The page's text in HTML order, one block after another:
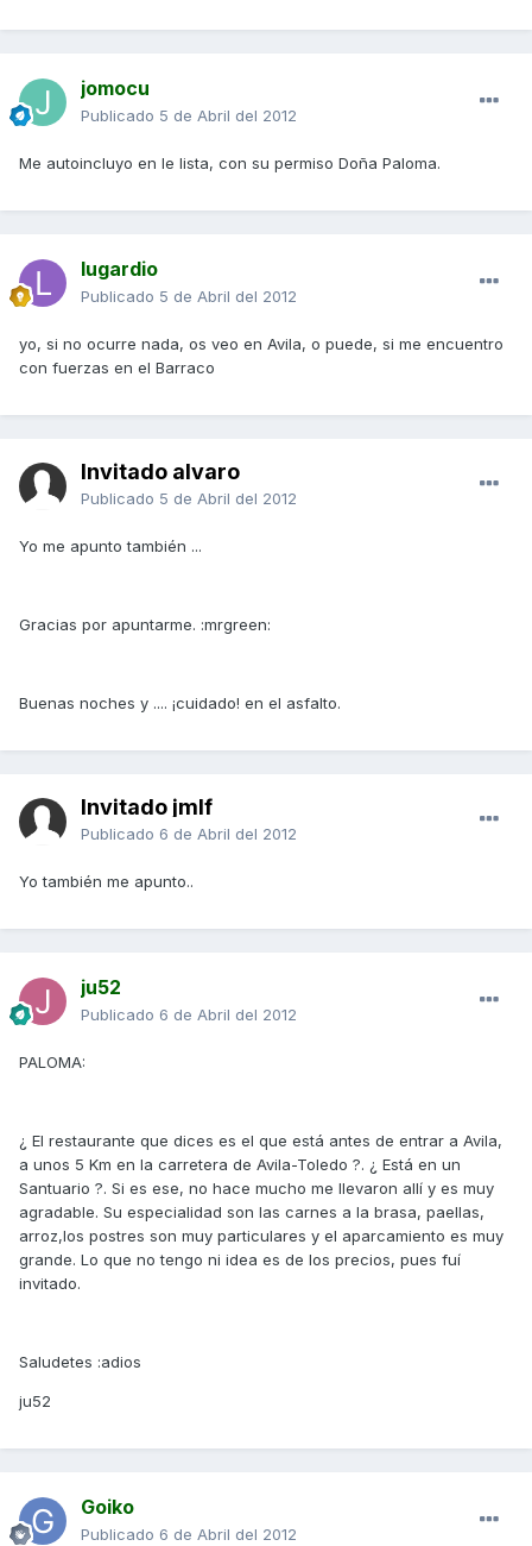
jomocu
Publicado 5 de Abril del 2012
Me autoincluyo en le lista, con su permiso Doña Paloma.
lugardio
Publicado 5 de Abril del 2012
yo, si no ocurre nada, os veo en Avila, o puede, si me encuentro
con fuerzas en el Barraco
Invitado alvaro
Publicado 5 de Abril del 2012
Yo me apunto también ...
Gracias por apuntarme. :mrgreen:
Buenas noches y .... ¡cuidado! en el asfalto.
Invitado jmlf
Publicado 6 de Abril del 2012
Yo también me apunto..
ju52
Publicado 6 de Abril del 2012
PALOMA:
¿ El restaurante que dices es el que está antes de entrar a Avila,
a unos 5 Km en la carretera de Avila-Toledo ?. ¿ Está en un
Santuario ?. Si es ese, no hace mucho me llevaron allí y es muy
agradable. Su especialidad son las carnes a la brasa, paellas,
arroz,los postres son muy particulares y el aparcamiento es muy
grande. Lo que no tengo ni idea es de los precios, pues fuí
invitado.
Saludetes :adios
ju52
Goiko
Publicado 6 de Abril del 2012